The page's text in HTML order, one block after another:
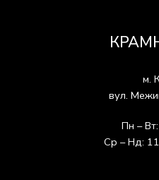
м.
вул.
Пн – Вт:
Ср – Нд: